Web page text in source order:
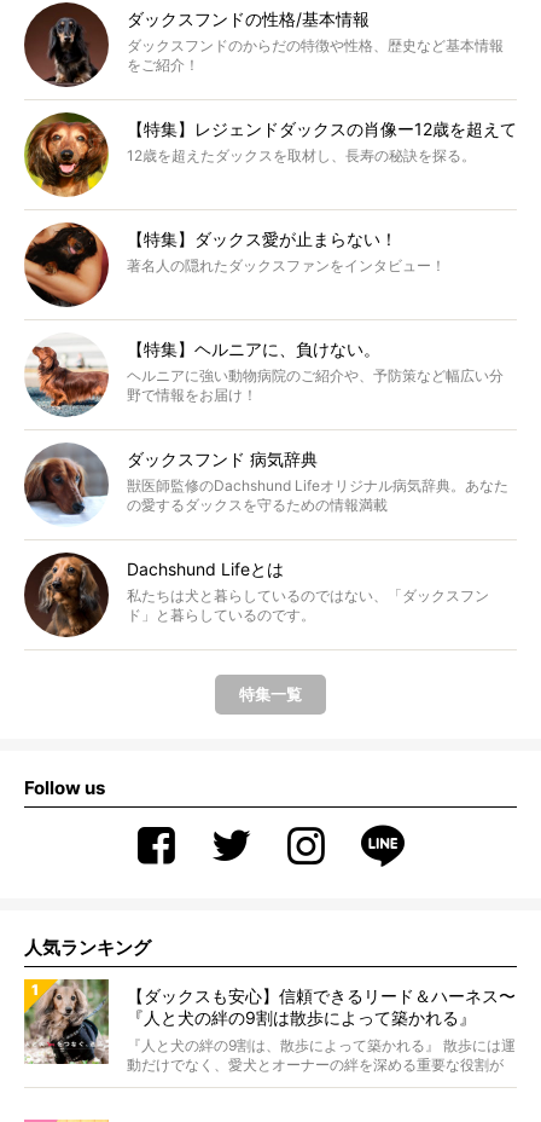
ダックスフンドの性格/基本情報
ダックスフンドのからだの特徴や性格、歴史など基本情報
をご紹介！
【特集】レジェンドダックスの肖像ー12歳を超えて
12歳を超えたダックスを取材し、長寿の秘訣を探る。
【特集】ダックス愛が止まらない！
著名人の隠れたダックスファンをインタビュー！
【特集】ヘルニアに、負けない。
ヘルニアに強い動物病院のご紹介や、予防策など幅広い分
野で情報をお届け！
ダックスフンド 病気辞典
獣医師監修のDachshund Lifeオリジナル病気辞典。あなた
の愛するダックスを守るための情報満載
Dachshund Lifeとは
私たちは犬と暮らしているのではない、「ダックスフン
ド」と暮らしているのです。
特集一覧
Follow us
人気ランキング
【ダックスも安心】信頼できるリード＆ハーネス〜
『人と犬の絆の9割は散歩によって築かれる』
WOLFGANG MAN＆BEAST〜
『人と犬の絆の9割は、散歩によって築かれる』 散歩には運
動だけでなく、愛犬とオーナーの絆を深める重要な役割が
あ...